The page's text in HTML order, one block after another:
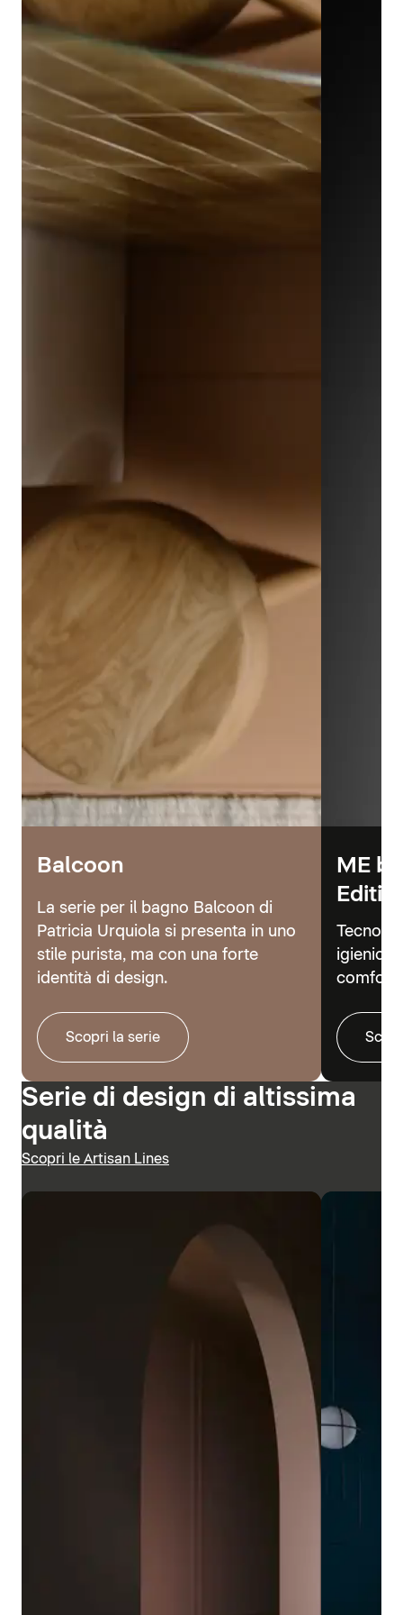
Balcoon
La serie per il bagno Balcoon di
Patricia Urquiola si presenta in uno
stile purista, ma con una forte
identità di design.
Scopri la serie
ME
igienici
comfort.
Serie di design di altissima
qualità
Scopri le Artisan Lines